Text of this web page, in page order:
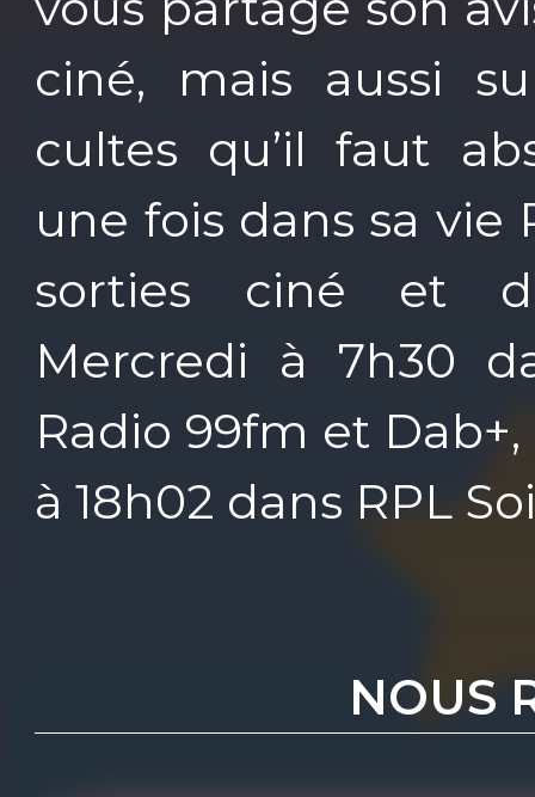
ciné, mais aussi
cultes qu’il faut
une fois dans sa vie
sorties ciné et
Mercredi à 7h30
Radio 99fm et
à 18h02 dans RPL
NOUS